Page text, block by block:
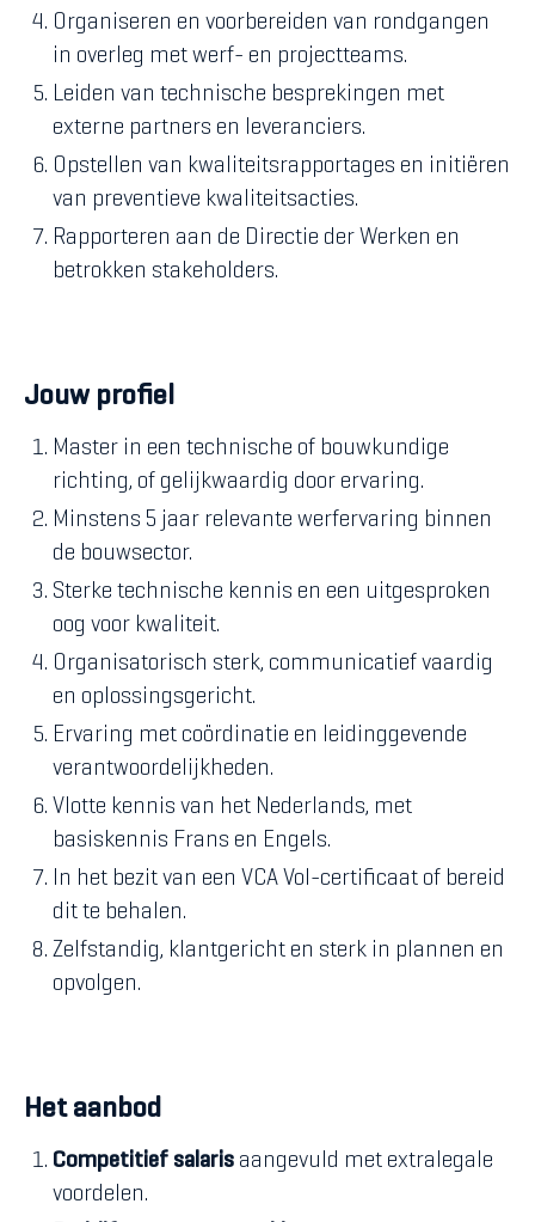
Organiseren en voorbereiden van rondgangen
in overleg met werf- en projectteams.
Leiden van technische besprekingen met
externe partners en leveranciers.
Opstellen van kwaliteitsrapportages en initiëren
van preventieve kwaliteitsacties.
Rapporteren aan de Directie der Werken en
betrokken stakeholders.
Jouw profiel
Master in een technische of bouwkundige
richting, of gelijkwaardig door ervaring.
Minstens 5 jaar relevante werfervaring binnen
de bouwsector.
Sterke technische kennis en een uitgesproken
oog voor kwaliteit.
Organisatorisch sterk, communicatief vaardig
en oplossingsgericht.
Ervaring met coördinatie en leidinggevende
verantwoordelijkheden.
Vlotte kennis van het Nederlands, met
basiskennis Frans en Engels.
In het bezit van een VCA Vol-certificaat of bereid
dit te behalen.
Zelfstandig, klantgericht en sterk in plannen en
opvolgen.
Het aanbod
Competitief salaris aangevuld met extralegale
voordelen.